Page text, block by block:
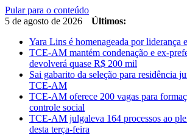
Pular para o conteúdo
5 de agosto de 2026
Últimos:
Yara Lins é homenageada por liderança
TCE-AM mantém condenação e ex-
devolverá quase R$ 200 mil
Sai gabarito da seleção para residência
TCE-AM
TCE-AM oferece 200 vagas para
controle social
TCE-AM julgaleva 164 processos ao
desta terça-feira